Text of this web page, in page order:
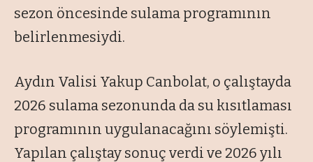
sezon öncesinde sulama programının
belirlenmesiydi.
Aydın Valisi Yakup Canbolat, o çalıştayda
2026 sulama sezonunda da su kısıtlaması
programının uygulanacağını söylemişti.
Yapılan çalıştay sonuç verdi ve 2026 yılı